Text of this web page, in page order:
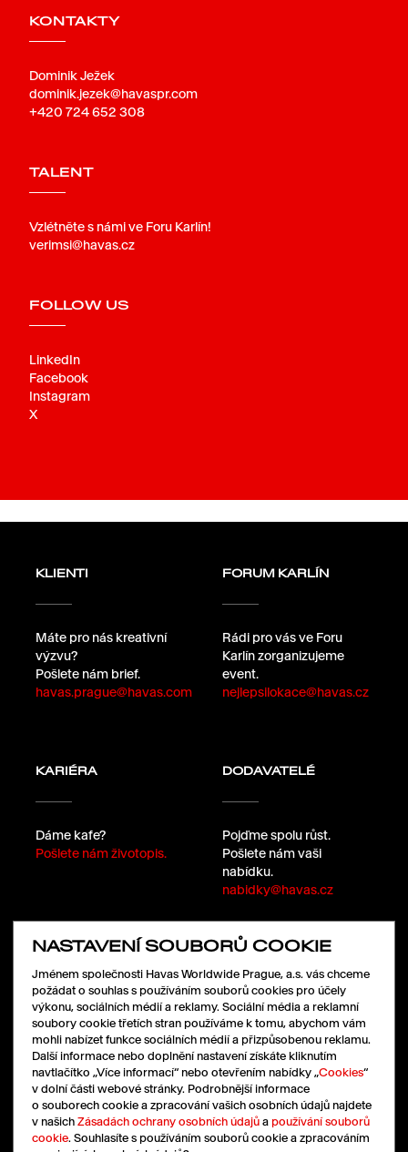
KONTAKTY
Dominik Ježek
dominik.jezek@havaspr.com
+420 724 652 308
TALENT
Vzlétněte s námi ve Foru Karlín!
verimsi@havas.cz
FOLLOW US
LinkedIn
Facebook
Instagram
X
KLIENTI
Máte pro nás kreativní
výzvu?
Pošlete nám brief.
havas.prague@havas.com
FORUM KARLÍN
Rádi pro vás ve Foru
Karlín zorganizujeme
event.
nejlepsilokace@havas.cz
KARIÉRA
Dáme kafe?
Pošlete nám životopis.
DODAVATELÉ
Pojďme spolu růst.
Pošlete nám vaši
nabídku.
nabidky@havas.cz
SLEDUJTE NÁS
LinkedIn
Facebook
Instagram
X
NASTAVENÍ SOUBORŮ COOKIE
Jménem společnosti Havas Worldwide Prague, a.s. vás chceme
požádat o souhlas s používáním souborů cookies pro účely
výkonu, sociálních médií a reklamy. Sociální média a reklamní
soubory cookie třetích stran používáme k tomu, abychom vám
mohli nabízet funkce sociálních médií a přizpůsobenou reklamu.
Další informace nebo doplnění nastavení získáte kliknutím
navtlačítko „Více informací“ nebo otevřením nabídky „Cookies“
v dolní části webové stránky. Podrobnější informace
o souborech cookie a zpracování vašich osobních údajů najdete
v našich Zásadách ochrany osobních údajůa používání souborů
cookie. Souhlasíte s používáním souborů cookie a zpracováním